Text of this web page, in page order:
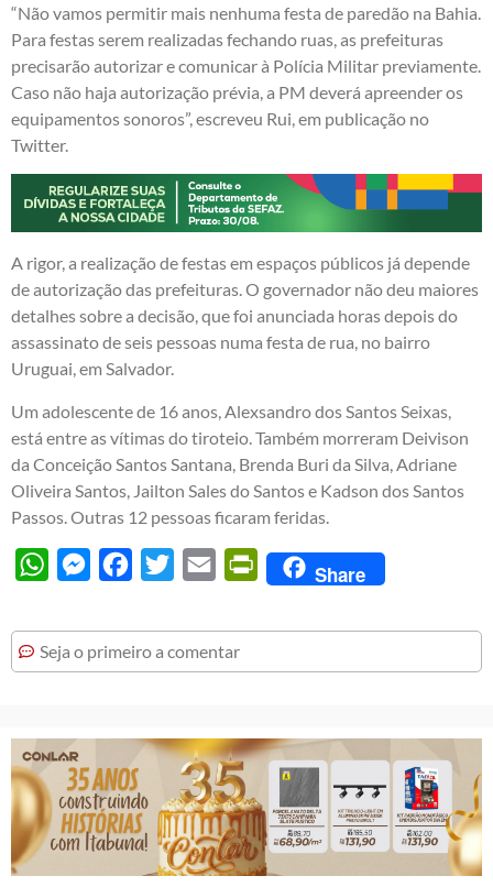
“Não vamos permitir mais nenhuma festa de paredão na Bahia.
Para festas serem realizadas fechando ruas, as prefeituras
precisarão autorizar e comunicar à Polícia Militar previamente.
Caso não haja autorização prévia, a PM deverá apreender os
equipamentos sonoros”, escreveu Rui, em publicação no
Twitter.
A rigor, a realização de festas em espaços públicos já depende
de autorização das prefeituras. O governador não deu maiores
detalhes sobre a decisão, que foi anunciada horas depois do
assassinato de seis pessoas numa festa de rua, no bairro
Uruguai, em Salvador.
Um adolescente de 16 anos, Alexsandro dos Santos Seixas,
está entre as vítimas do tiroteio. Também morreram Deivison
da Conceição Santos Santana, Brenda Buri da Silva, Adriane
Oliveira Santos, Jailton Sales do Santos e Kadson dos Santos
Passos. Outras 12 pessoas ficaram feridas.
WhatsAppMessengerFacebook
Twitter Email PrintFriendly
Share
Seja o primeiro a comentar